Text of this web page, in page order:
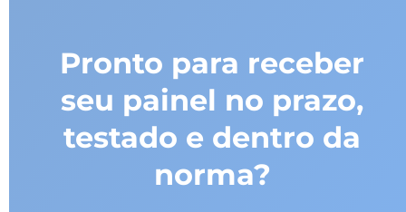
Pronto para receber
seu painel no prazo,
testado e dentro da
norma?